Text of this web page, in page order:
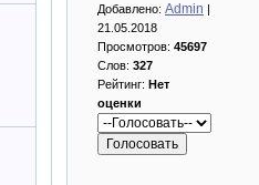
Добавлено: Admin |
21.05.2018
Просмотров: 45697
Слов: 327
Рейтинг: Нет
оценки